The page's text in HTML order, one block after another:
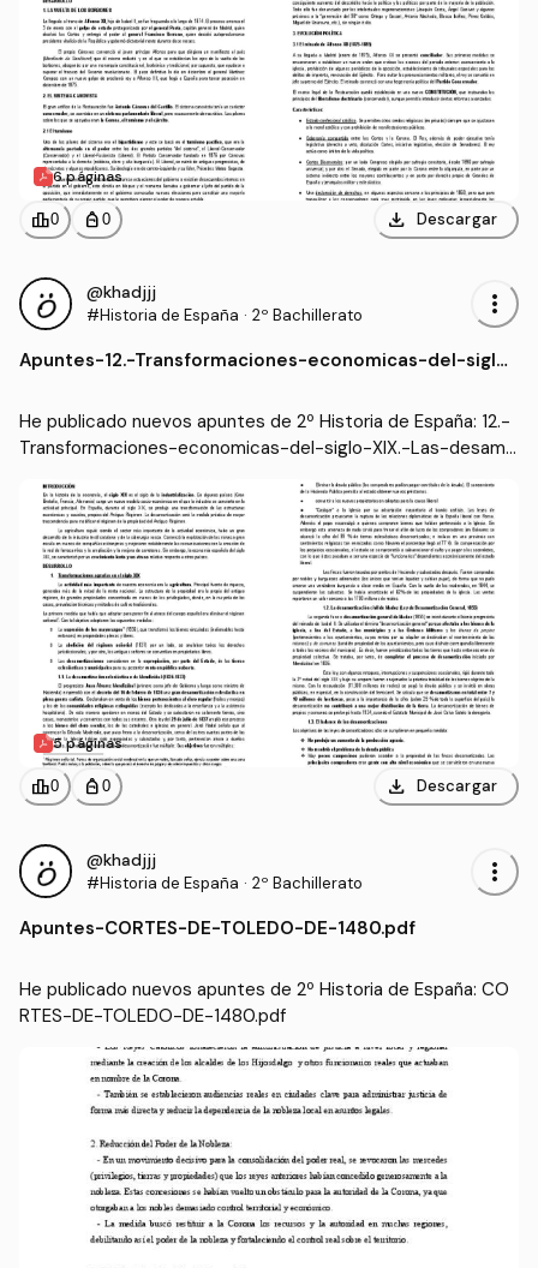
6 páginas
leaderboard0 personal_bag 0 download Descargar
@khadjjj
#Historia de España · 2º Bachillerato more_vert
Apuntes-12.-Transformaciones-economicas-del-siglo-
He publicado nuevos apuntes de 2º Historia de España: 12.-
Transformaciones-economicas-del-siglo-XIX.-Las-desamo
5 páginas
leaderboard0 personal_bag 0 download Descargar
@khadjjj
#Historia de España · 2º Bachillerato more_vert
Apuntes-CORTES-DE-TOLEDO-DE-1480.pdf
He publicado nuevos apuntes de 2º Historia de España: CO
RTES-DE-TOLEDO-DE-1480.pdf